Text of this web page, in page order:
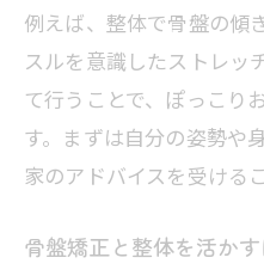
整体によるインナ
整体でインナー
とは
ぽっこりお腹の
用が効果的
整体を活用した
例えば、整体で骨盤の傾
スルを意識したストレッ
て行うことで、ぽっこり
す。まずは自分の姿勢や
家のアドバイスを受ける
骨盤矯正と整体を活か